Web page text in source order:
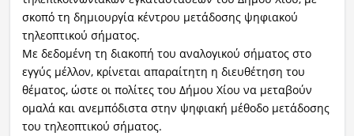
σκοπό τη δημιουργία κέντρου μετάδοσης ψηφιακού
τηλεοπτικού σήματος.
Με δεδομένη τη διακοπή του αναλογικού σήματος στο
εγγύς μέλλον, κρίνεται απαραίτητη η διευθέτηση του
θέματος, ώστε οι πολίτες του Δήμου Χίου να μεταβούν
ομαλά και ανεμπόδιστα στην ψηφιακή μέθοδο μετάδοσης
του τηλεοπτικού σήματος.